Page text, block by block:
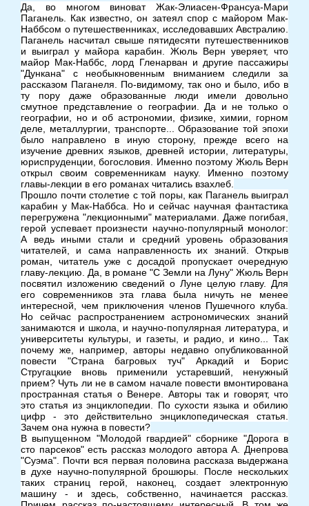
Да, во многом виноват Жак-Элиасен-Франсуа-Мари
Паганель. Как известно, он затеял спор с майором Мак-
Наббсом о путешественниках, исследовавших Австралию.
Паганель насчитал свыше пятидесяти путешественников
и выиграл у майора карабин. Жюль Верн уверяет, что
майор Мак-Наббс, лорд Гленарван и другие пассажиры
"Дункана" с необыкновенным вниманием следили за
рассказом Паганеля. По-видимому, так оно и было, ибо в
ту пору даже образованные люди имели довольно
смутное представление о географии. Да и не только о
географии, но и об астрономии, физике, химии, горном
деле, металлургии, транспорте... Образование той эпохи
было направлено в иную сторону, прежде всего на
изучение древних языков, древней истории, литературы,
юриспруденции, богословия. Именно поэтому Жюль Верн
открыл своим современникам науку. Именно поэтому
главы-лекции в его романах читались взахлеб.
Прошло почти столетие с той поры, как Паганель выиграл
карабин у Мак-Наббса. Но и сейчас научная фантастика
перегружена "лекционными" материалами. Даже погибая,
герой успевает произнести научно-популярный монолог:
А ведь иными стали и средний уровень образования
читателей, и сама направленность их знаний. Открыв
роман, читатель уже с досадой пропускает очередную
главу-лекцию. Да, в романе "С Земли на Луну" Жюль Верн
посвятил изложению сведений о Луне целую главу. Для
его современников эта глава была ничуть не менее
интересной, чем приключения членов Пушечного клуба.
Но сейчас распространением астрономических знаний
занимаются и школа, и научно-популярная литература, и
университеты культуры, и газеты, и радио, и кино... Так
почему же, например, авторы недавно опубликованной
повести "Страна багровых туч" Аркадий и Борис
Стругацкие вновь применили устаревший, ненужный
прием? Чуть ли не в самом начале повести вмонтирована
пространная статья о Венере. Авторы так и говорят, что
это статья из энциклопедии. По сухости языка и обилию
цифр - это действительно энциклопедическая статья.
Зачем она нужна в повести?
В выпущенном "Молодой гвардией" сборнике "Дорога в
сто парсеков" есть рассказ молодого автора А. Днепрова
"Суэма". Почти вся первая половина рассказа выдержана
в духе научно-популярной брошюры. После нескольких
таких страниц герой, наконец, создает электронную
машину - и здесь, собственно, начинается рассказ.